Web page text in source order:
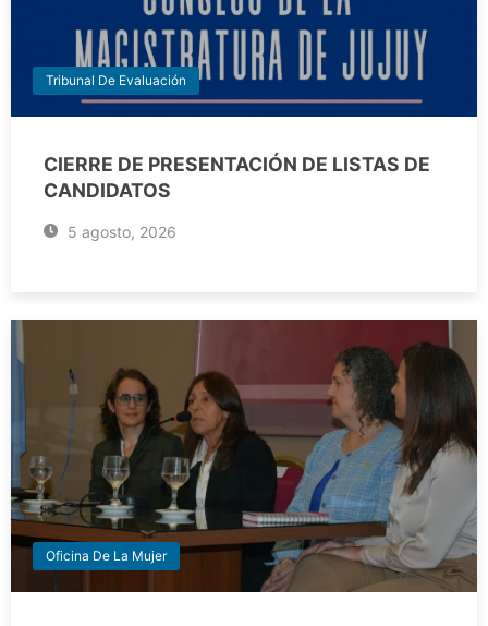
Tribunal De Evaluación
CIERRE DE PRESENTACIÓN DE LISTAS DE
CANDIDATOS
5 agosto, 2026
Oficina De La Mujer